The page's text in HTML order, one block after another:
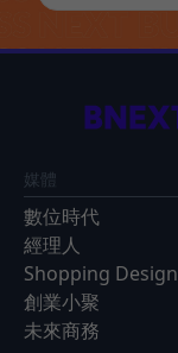
媒體
數位時代
經理人
Shopping Design
創業小聚
未來商務